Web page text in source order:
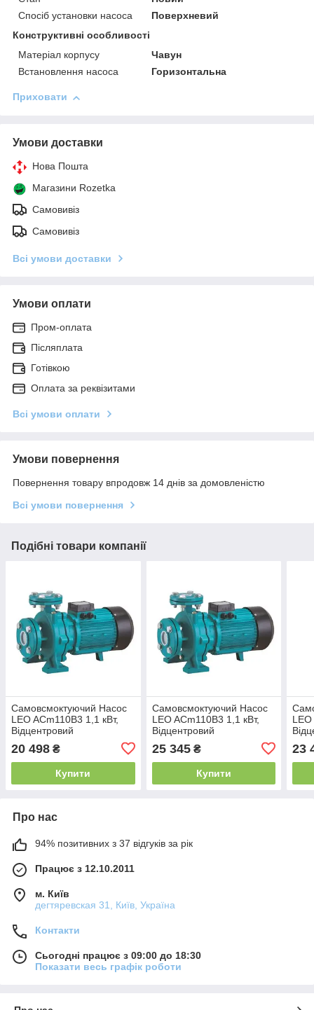
Спосіб установки насоса
Поверхневий
Конструктивні особливості
Матеріал корпусу
Чавун
Встановлення насоса
Горизонтальна
Приховати
Умови доставки
Нова Пошта
Магазини Rozetka
Самовивіз
Самовивіз
Всі умови доставки
Умови оплати
Пром-оплата
Післяплата
Готівкою
Оплата за реквізитами
Всі умови оплати
Умови повернення
Повернення товару впродовж 14 днів за домовленістю
Всі умови повернення
Подібні товари компанії
Самовсмоктуючий Насос
LEO ACm110B3 1,1 кВт,
Відцентровий
20 498 ₴
Купити
Самовсмоктуючий Насос
LEO ACm110B3 1,1 кВт,
Відцентровий
25 345₴
Купити
LEO
23
Про нас
94% позитивних з 37 відгуків за рік
Працює з 12.10.2011
м. Київ
дегтяревская 31, Київ, Україна
Контакти
Сьогодні працює з 09:00 до 18:30
Показати весь графік роботи